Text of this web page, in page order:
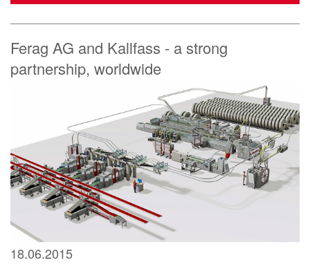
Ferag AG and Kallfass - a strong
partnership, worldwide
18.06.2015